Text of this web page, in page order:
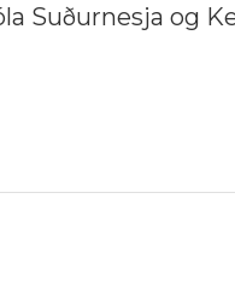
Suðurnesja og